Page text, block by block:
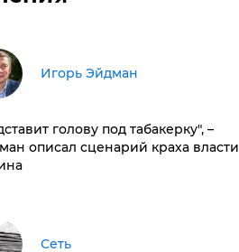
Игорь Эйдман
голову под табакерку", –
описал сценарий краха власти
Сеть